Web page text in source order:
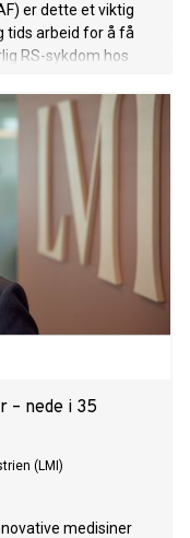
er dette et viktig
tids arbeid for å få
RS-sykdom hos
– nede i 35
(LMI)
medisiner